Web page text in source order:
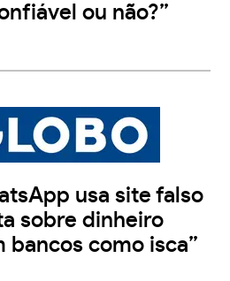
ou não?”
usa site falso
sobre dinheiro
bancos como isca”